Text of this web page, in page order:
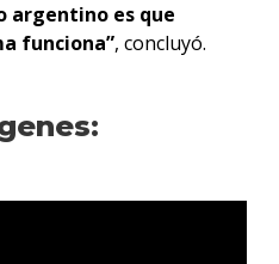
argentino es que
funciona”, concluyó.